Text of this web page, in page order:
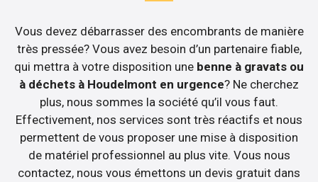
Vous devez débarrasser des encombrants de manière
très pressée? Vous avez besoin d’un partenaire fiable,
qui mettra à votre disposition une benne à gravats ou
à déchets à Houdelmont en urgence? Ne cherchez
plus, nous sommes la société qu’il vous faut.
Effectivement, nos services sont très réactifs et nous
permettent de vous proposer une mise à disposition
de matériel professionnel au plus vite. Vous nous
contactez, nous vous émettons un devis gratuit dans